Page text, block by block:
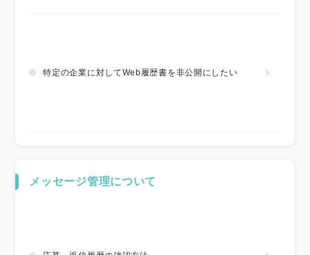
特定の企業に対してWeb履歴書を非公開にしたい
メッセージ管理について